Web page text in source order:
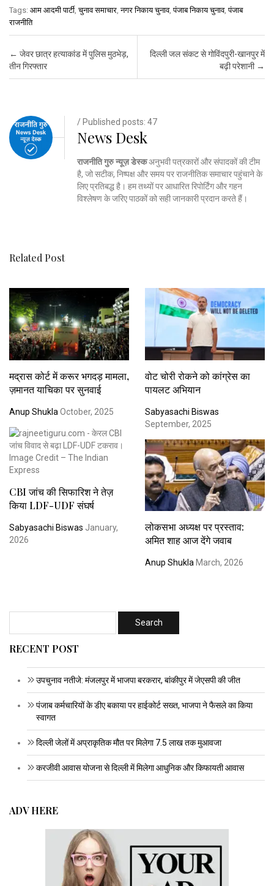
Tags: आम आदमी पार्टी,चुनाव समाचार ,नगर निकाय चुनाव,पंजाब निकाय चुनाव,पंजाब
राजनीति
Post navigation
← जेवर छात्र हत्याकांड में पुलिस मुठभेड़,
तीन गिरफ्तार
दिल्ली जल संकट से गोविंदपुरी-खानपुर में
बढ़ी परेशानी →
/ Published posts: 47
News Desk
राजनीति गुरु न्यूज़ डेस्कअनुभवी पत्रकारों और संपादकों की टीम
है, जो सटीक, निष्पक्ष और समय पर राजनीतिक समाचार पहुंचाने के
लिए प्रतिबद्ध है। हम तथ्यों पर आधारित रिपोर्टिंग और गहन
विश्लेषण के जरिए पाठकों को सही जानकारी प्रदान करते हैं।
Related Post
मद्रास कोर्ट में करूर भगदड़ मामला,
ज़मानत याचिका पर सुनवाई
Anup Shukla October, 2025
वोट चोरी रोकने को कांग्रेस का
पायलट अभियान
Sabyasachi Biswas
September, 2025
CBI जांच की सिफारिश ने तेज़
किया LDF-UDF संघर्ष
Sabyasachi Biswas January,
2026
लोकसभा अध्यक्ष पर प्रस्ताव:
अमित शाह आज देंगे जवाब
Anup ShuklaMarch, 2026
RECENT POST
उपचुनाव नतीजे: मंजलपुर में भाजपा बरकरार, बांकीपुर में जेएसपी की जीत
पंजाब कर्मचारियों के डीए बकाया पर हाईकोर्ट सख्त, भाजपा ने फैसले का किया
स्वागत
दिल्ली जेलों में अप्राकृतिक मौत पर मिलेगा 7.5 लाख तक मुआवजा
करजीवी आवास योजना से दिल्ली में मिलेगा आधुनिक और किफायती आवास
ADV HERE